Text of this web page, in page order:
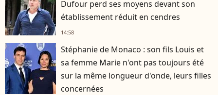
Dufour perd ses moyens devant son
établissement réduit en cendres
14:58
Stéphanie de Monaco : son fils Louis et
sa femme Marie n'ont pas toujours été
sur la même longueur d'onde, leurs filles
concernées